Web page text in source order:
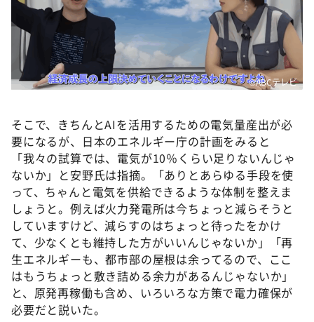
©ABCテレビ
そこで、きちんとAIを活用するための電気量産出が必
要になるが、日本のエネルギー庁の計画をみると
「我々の試算では、電気が10％くらい足りないんじゃ
ないか」と安野氏は指摘。「ありとあらゆる手段を使
って、ちゃんと電気を供給できるような体制を整えま
しょうと。例えば火力発電所は今ちょっと減らそうと
していますけど、減らすのはちょっと待ったをかけ
て、少なくとも維持した方がいいんじゃないか」「再
生エネルギーも、都市部の屋根は余ってるので、ここ
はもうちょっと敷き詰める余力があるんじゃないか」
と、原発再稼働も含め、いろいろな方策で電力確保が
必要だと説いた。